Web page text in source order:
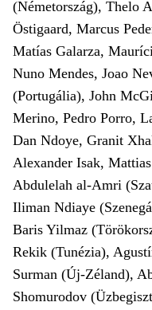
(Németország), Thelo
Östigaard, Marcus
Matías Galarza,
Nuno Mendes, Joao
(Portugália), John
Merino, Pedro Porro,
Dan Ndoye, Granit
Alexander Isak,
Abdulelah al-Amri
Iliman Ndiaye
Baris Yilmaz
Rekik (Tunézia),
Surman (Új-Zéland),
Shomurodov